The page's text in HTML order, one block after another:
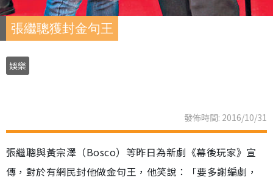
張繼聰獲封金句王
娛樂
發佈時間: 2016/10/31
張繼聰與黃宗澤（Bosco）等昨日為新劇《幕後玩家》宣
傳，對於有網民封他做金句王，他笑說：「要多謝編劇，